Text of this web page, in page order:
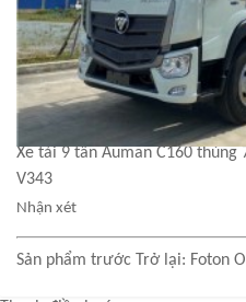
Xe tải 9 tấn Auman C160 thùng
V343
Nhận xét
Sản phẩm trước Trở lại: Foton